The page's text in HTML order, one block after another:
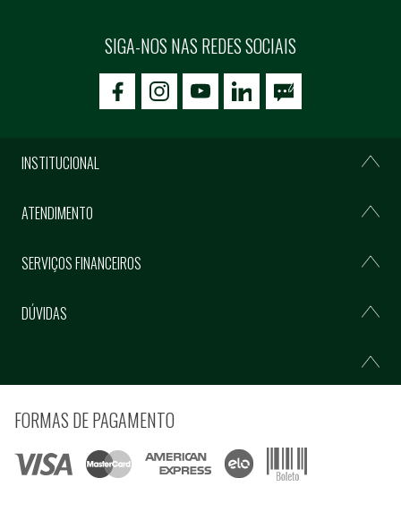
SIGA-NOS NAS REDES SOCIAIS
icon-facebookicon-social02icon-social03
INSTITUCIONAL
ATENDIMENTO
SERVIÇOS FINANCEIROS
DÚVIDAS
FORMAS DE PAGAMENTO